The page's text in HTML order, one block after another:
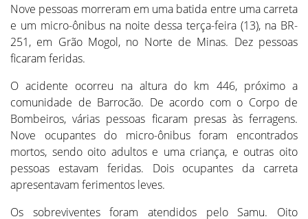
Nove pessoas morreram em uma batida entre uma carreta
e um micro-ônibus na noite dessa terça-feira (13), na BR-
251, em Grão Mogol, no Norte de Minas. Dez pessoas
ficaram feridas.
O acidente ocorreu na altura do km 446, próximo a
comunidade de Barrocão. De acordo com o Corpo de
Bombeiros, várias pessoas ficaram presas às ferragens.
Nove ocupantes do micro-ônibus foram encontrados
mortos, sendo oito adultos e uma criança, e outras oito
pessoas estavam feridas. Dois ocupantes da carreta
apresentavam ferimentos leves.
Os sobreviventes foram atendidos pelo Samu. Oito